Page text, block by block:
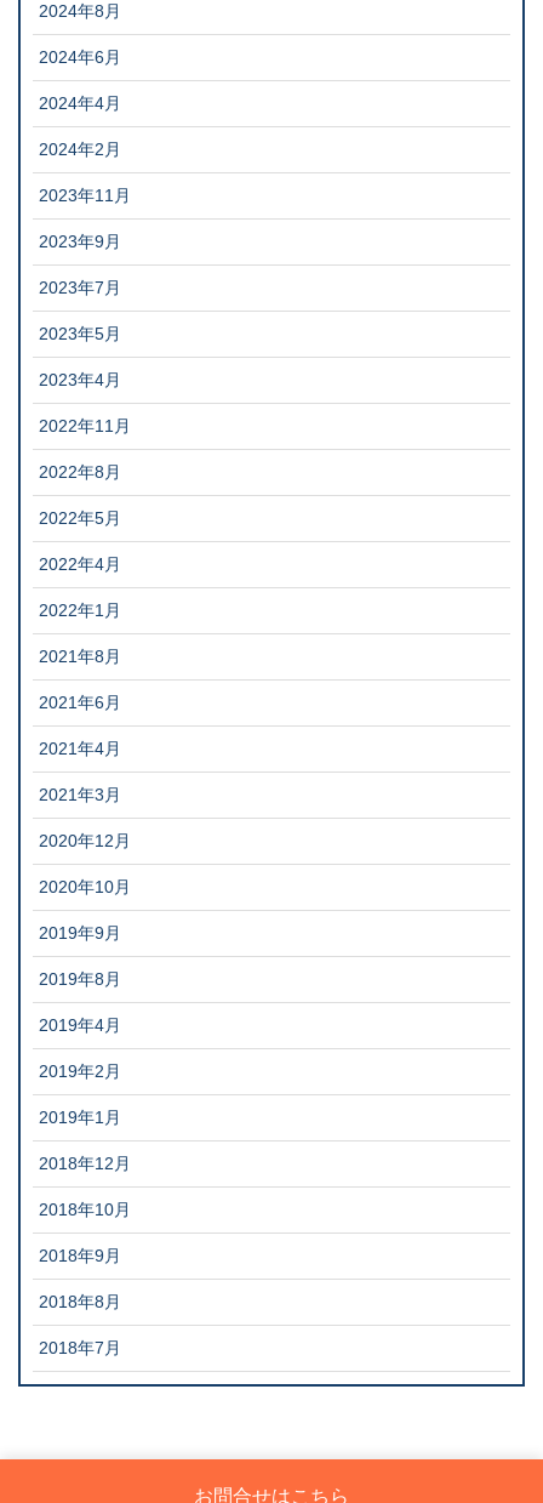
2024年8月
2024年6月
2024年4月
2024年2月
2023年11月
2023年9月
2023年7月
2023年5月
2023年4月
2022年11月
2022年8月
2022年5月
2022年4月
2022年1月
2021年8月
2021年6月
2021年4月
2021年3月
2020年12月
2020年10月
2019年9月
2019年8月
2019年4月
2019年2月
2019年1月
2018年12月
2018年10月
2018年9月
2018年8月
2018年7月
お問合せはこちら